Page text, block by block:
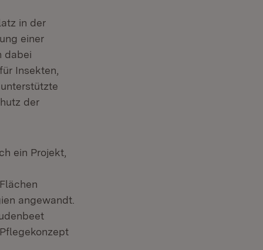
in der
einer
dabei
Insekten,
der
ein Projekt,
angewandt.